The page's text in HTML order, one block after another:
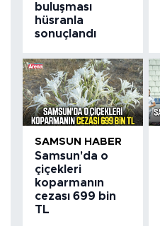
buluşması
hüsranla
sonuçlandı
SAMSUN HABER
Samsun'da o
çiçekleri
koparmanın
cezası 699 bin
TL